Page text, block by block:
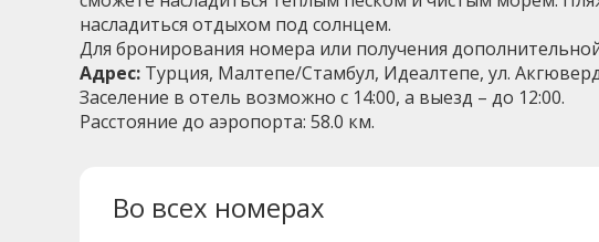
насладиться отдыхом под солнцем.
Для бронирования номера или получения
Адрес: Турция, Малтепе/Стамбул, Идеалтепе, ул.
Заселение в отель возможно с 14:00, а выезд – до 12:00.
Расстояние до аэропорта: 58.0 км.
Во всех номерах